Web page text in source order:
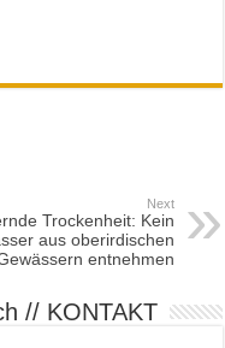
Next
Trockenheit: Kein
aus oberirdischen
entnehmen
// KONTAKT